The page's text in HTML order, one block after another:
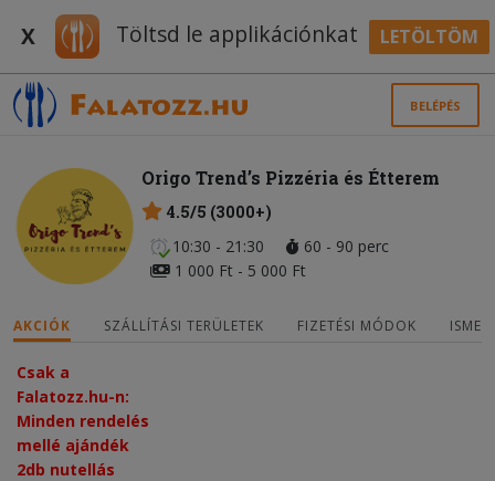
X Töltsd le applikációnkat LETÖLTÖM
BELÉPÉS
Origo Trend’s Pizzéria és Étterem
4.5/5 (3000+)
10:30 - 21:30
60 - 90 perc
1 000 Ft - 5 000 Ft
AKCIÓK SZÁLLÍTÁSI TERÜLETEK FIZETÉSI MÓDOK
Csak a
Falatozz.hu-n:
Minden rendelés
mellé ajándék
2db nutellás